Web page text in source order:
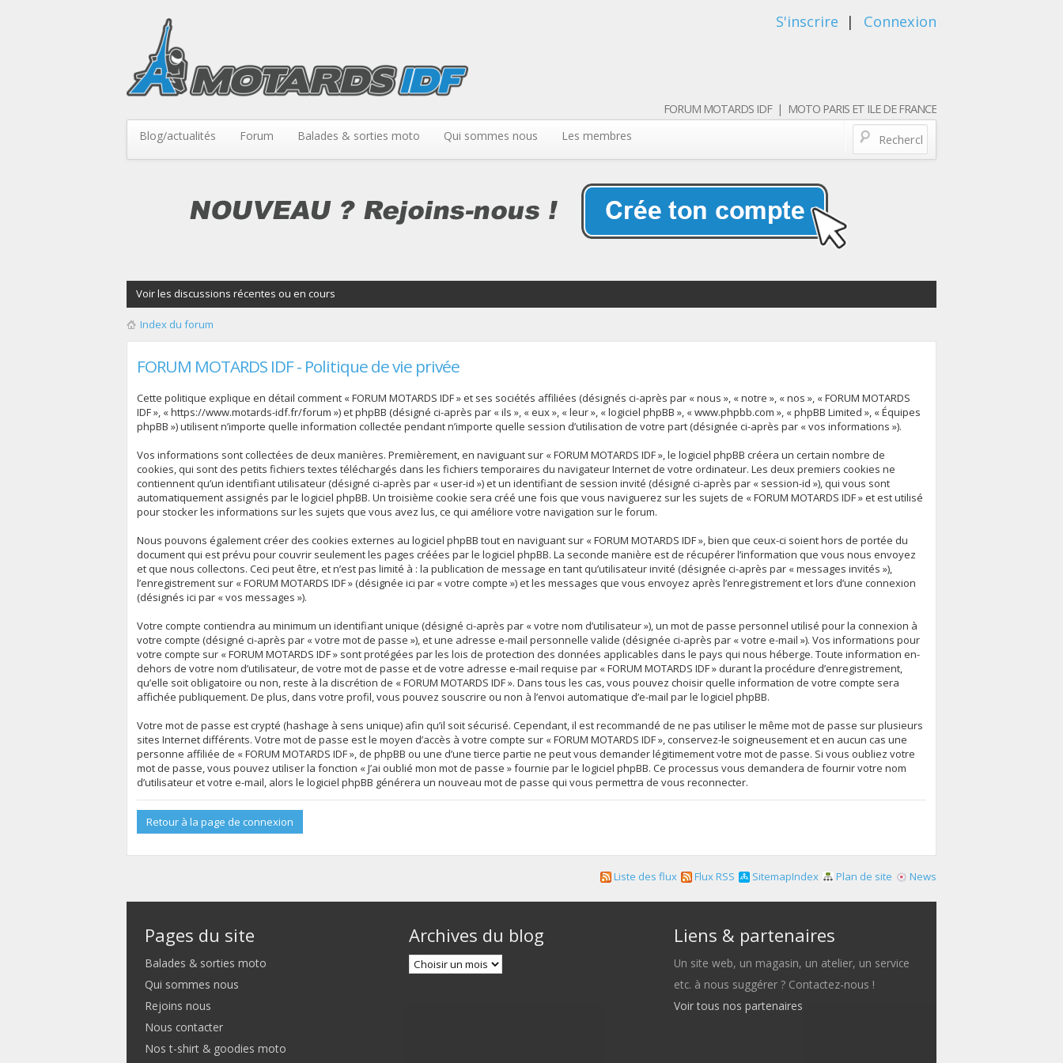
S'inscrire | Connexion
FORUM MOTARDS IDF | MOTO PARIS ET ILE DE FRANCE
Blog/actualités Forum Balades & sorties moto Qui sommes nous Les membres
Voir les discussions récentes ou en cours
Index du forum
FORUM MOTARDS IDF - Politique de vie privée
Cette politique explique en détail comment « FORUM MOTARDS IDF » et ses sociétés affiliées (désignés ci-après par « nous », « notre », « nos », « FORUM MOTARDS
IDF », « https://www.motards-idf.fr/forum ») et phpBB (désigné ci-après par « ils », « eux », « leur », « logiciel phpBB », « www.phpbb.com », « phpBB Limited », « Équipes
phpBB ») utilisent n’importe quelle information collectée pendant n’importe quelle session d’utilisation de votre part (désignée ci-après par « vos informations »).
Vos informations sont collectées de deux manières. Premièrement, en naviguant sur « FORUM MOTARDS IDF », le logiciel phpBB créera un certain nombre de
cookies, qui sont des petits fichiers textes téléchargés dans les fichiers temporaires du navigateur Internet de votre ordinateur. Les deux premiers cookies ne
contiennent qu’un identifiant utilisateur (désigné ci-après par « user-id ») et un identifiant de session invité (désigné ci-après par « session-id »), qui vous sont
automatiquement assignés par le logiciel phpBB. Un troisième cookie sera créé une fois que vous naviguerez sur les sujets de « FORUM MOTARDS IDF » et est utilisé
pour stocker les informations sur les sujets que vous avez lus, ce qui améliore votre navigation sur le forum.
Nous pouvons également créer des cookies externes au logiciel phpBB tout en naviguant sur « FORUM MOTARDS IDF », bien que ceux-ci soient hors de portée du
document qui est prévu pour couvrir seulement les pages créées par le logiciel phpBB. La seconde manière est de récupérer l’information que vous nous envoyez
et que nous collectons. Ceci peut être, et n’est pas limité à : la publication de message en tant qu’utilisateur invité (désignée ci-après par « messages invités »),
l’enregistrement sur « FORUM MOTARDS IDF » (désignée ici par « votre compte ») et les messages que vous envoyez après l’enregistrement et lors d’une connexion
(désignés ici par « vos messages »).
Votre compte contiendra au minimum un identifiant unique (désigné ci-après par « votre nom d’utilisateur »), un mot de passe personnel utilisé pour la connexion à
votre compte (désigné ci-après par « votre mot de passe »), et une adresse e-mail personnelle valide (désignée ci-après par « votre e-mail »). Vos informations pour
votre compte sur « FORUM MOTARDS IDF » sont protégées par les lois de protection des données applicables dans le pays qui nous héberge. Toute information en-
dehors de votre nom d’utilisateur, de votre mot de passe et de votre adresse e-mail requise par « FORUM MOTARDS IDF » durant la procédure d’enregistrement,
qu’elle soit obligatoire ou non, reste à la discrétion de « FORUM MOTARDS IDF ». Dans tous les cas, vous pouvez choisir quelle information de votre compte sera
affichée publiquement. De plus, dans votre profil, vous pouvez souscrire ou non à l’envoi automatique d’e-mail par le logiciel phpBB.
Votre mot de passe est crypté (hashage à sens unique) afin qu’il soit sécurisé. Cependant, il est recommandé de ne pas utiliser le même mot de passe sur plusieurs
sites Internet différents. Votre mot de passe est le moyen d’accès à votre compte sur « FORUM MOTARDS IDF », conservez-le soigneusement et en aucun cas une
personne affiliée de « FORUM MOTARDS IDF », de phpBB ou une d’une tierce partie ne peut vous demander légitimement votre mot de passe. Si vous oubliez votre
mot de passe, vous pouvez utiliser la fonction « J’ai oublié mon mot de passe » fournie par le logiciel phpBB. Ce processus vous demandera de fournir votre nom
d’utilisateur et votre e-mail, alors le logiciel phpBB générera un nouveau mot de passe qui vous permettra de vous reconnecter.
Retour à la page de connexion
News
Plan de site
SitemapIndex
Flux RSS
Liste des flux
Pages du site
Balades & sorties moto
Qui sommes nous
Rejoins nous
Nous contacter
Nos t-shirt & goodies moto
Archives du blog Liens & partenaires
Un site web, un magasin, un atelier, un service
etc. à nous suggérer ? Contactez-nous !
Voir tous nos partenaires